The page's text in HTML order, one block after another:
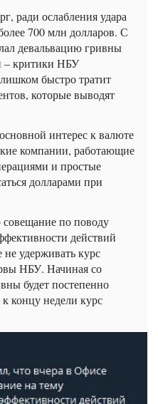
ради ослабления удара
700 млн долларов. С
девальвацию гривны
– критики НБУ
быстро тратит
которые выводят
интерес к валюте
компании, работающие
и простые
долларами при
по поводу
действий
удерживать курс
НБУ. Начиная со
будет постепенно
концу недели курс